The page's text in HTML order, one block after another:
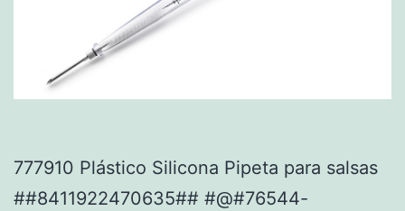
777910 Plástico Silicona Pipeta para salsas
##8411922470635## #@#76544-